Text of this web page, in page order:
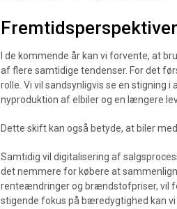
I de kommende år kan vi forvente, at
af flere samtidige tendenser. For det
rolle. Vi vil sandsynligvis se en stigning
nyproduktion af elbiler og en længere
Dette skift kan også betyde, at biler
Samtidig vil digitalisering af
det nemmere for købere at
renteændringer og brændstofpriser, vil
stigende fokus på bæredygtighed kan